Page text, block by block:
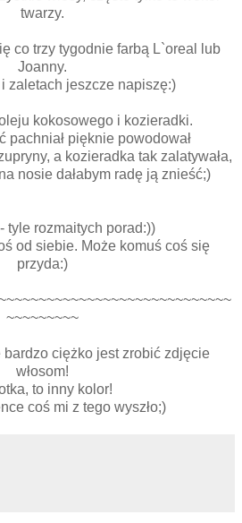
twarzy.
co trzy tygodnie farbą L`oreal lub
Joanny.
zaletach jeszcze napiszę:)
kokosowego i kozieradki.
pachniał pięknie powodował
a kozieradka tak zalatywała,
nosie dałabym radę ją znieść;)
- tyle rozmaitych porad:))
od siebie. Może komuś coś się
przyda:)
~~~~~~~~~
bardzo ciężko jest zrobić zdjęcie
włosom!
to inny kolor!
coś mi z tego wyszło;)